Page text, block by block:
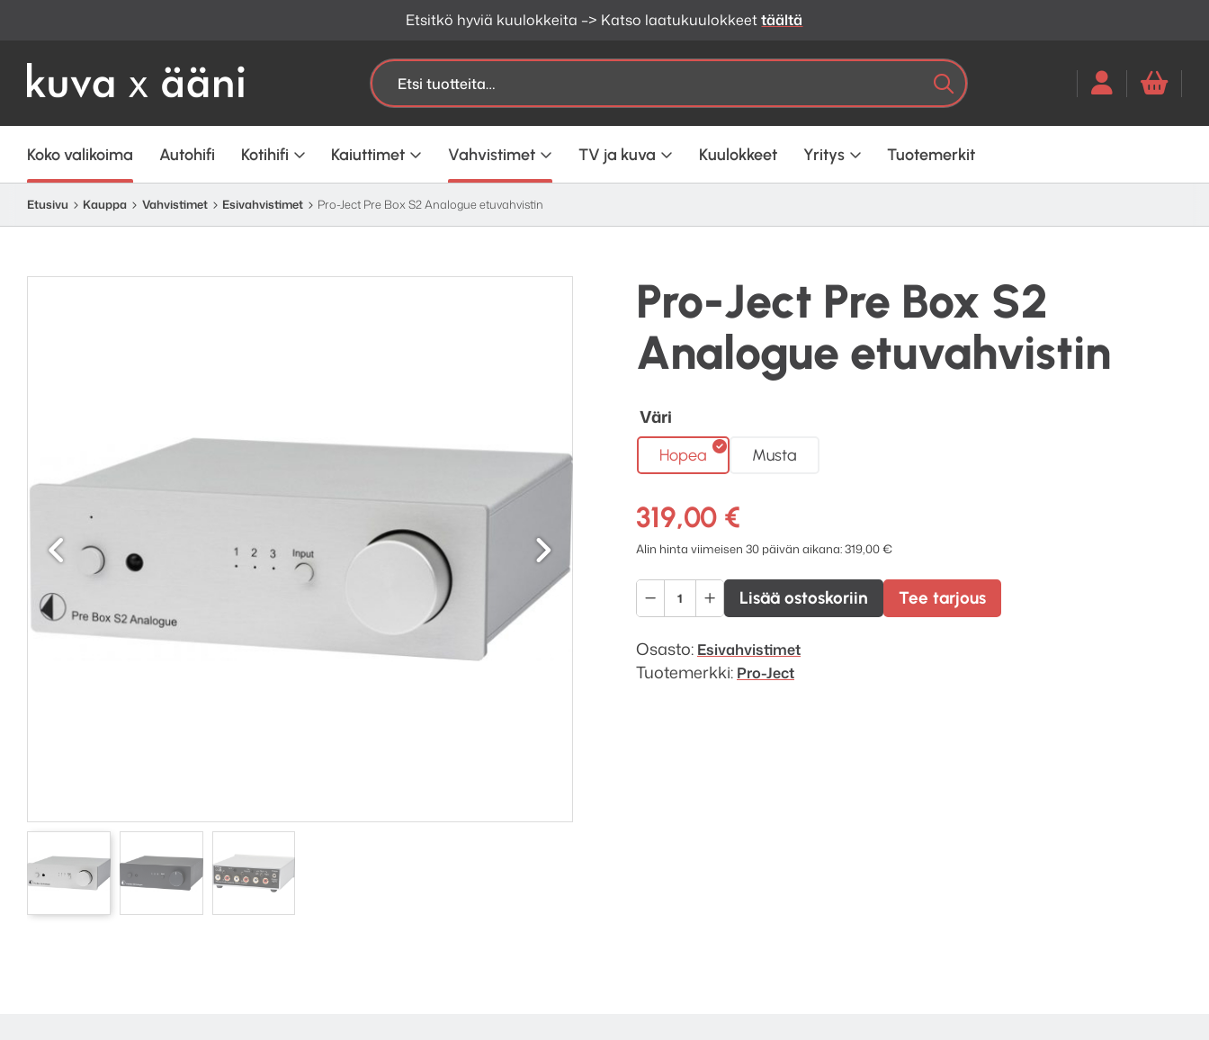
Etsitkö hyviä kuulokkeita –> Katso laatukuulokkeettäältä
Etsi: HakuKun tuloksia tulee, voit selata
Koko valikoima Autohifi Kotihifi Kaiuttimet Vahvistimet TV ja kuva Kuulokkeet Yritys Tuotemerkit
Etusivu Kauppa Vahvistimet Esivahvistimet Pro-Ject Pre Box S2 Analogue etuvahvistin
Pro-Ject Pre Box S2
Analogue etuvahvistin
Edellinen Seuraava
Väri
Hopea Musta
319,00 €
Alin hinta viimeisen 30 päivän aikana:319,00€
Pro-
Ject
Pre
Box
S2
Lisää ostoskoriin Tee tarjous
Osasto: Esivahvistimet
Tuotemerkki: Pro-Ject